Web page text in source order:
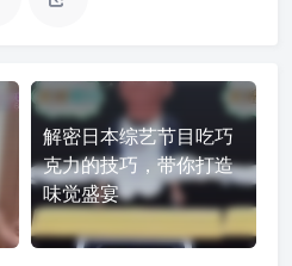
解密日本综艺节目吃巧
克力的技巧，带你打造
味觉盛宴